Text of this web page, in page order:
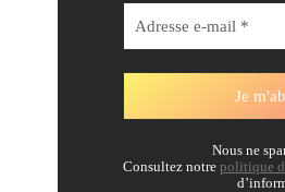
Nous ne
Consultez notre politique